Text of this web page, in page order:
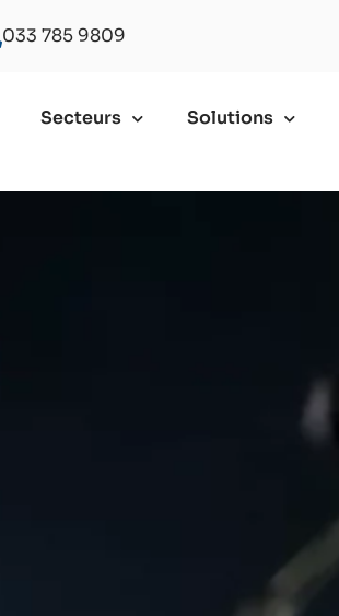
033 785 9809
Secteurs Solutions